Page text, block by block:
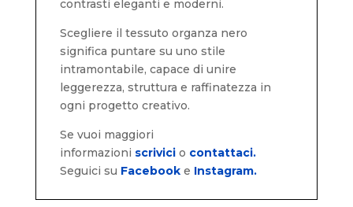
contrasti eleganti e moderni.
Scegliere il tessuto organza nero
significa puntare su uno stile
intramontabile, capace di unire
leggerezza, struttura e raffinatezza in
ogni progetto creativo.
Se vuoi maggiori
informazioni scrivici o contattaci.
Seguici su Facebooke Instagram.